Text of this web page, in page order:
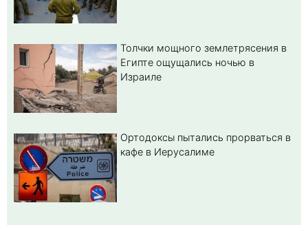
Толчки мощного землетрясения в
Египте ощущались ночью в
Израиле
Ортодоксы пытались прорваться в
кафе в Иерусалиме